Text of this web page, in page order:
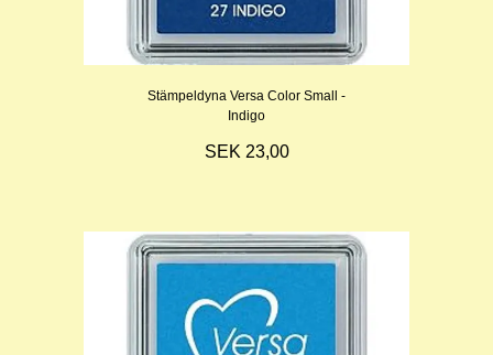
Stämpeldyna Versa Color Small -
Indigo
SEK 23,00